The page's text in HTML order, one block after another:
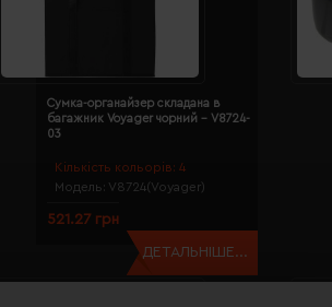
Кількість кольорів: 4
Модель: V8724(Voyager)
Сумка-органайзер складана в
багажник Voyager чорний - V8724-
03
521.27 грн
ДЕТАЛЬНІШЕ...